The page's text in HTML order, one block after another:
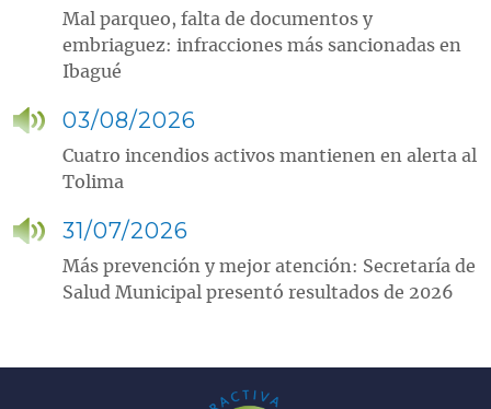
Mal parqueo, falta de documentos y
embriaguez: infracciones más sancionadas en
Ibagué
03/08/2026
Cuatro incendios activos mantienen en alerta al
Tolima
31/07/2026
Más prevención y mejor atención: Secretaría de
Salud Municipal presentó resultados de 2026